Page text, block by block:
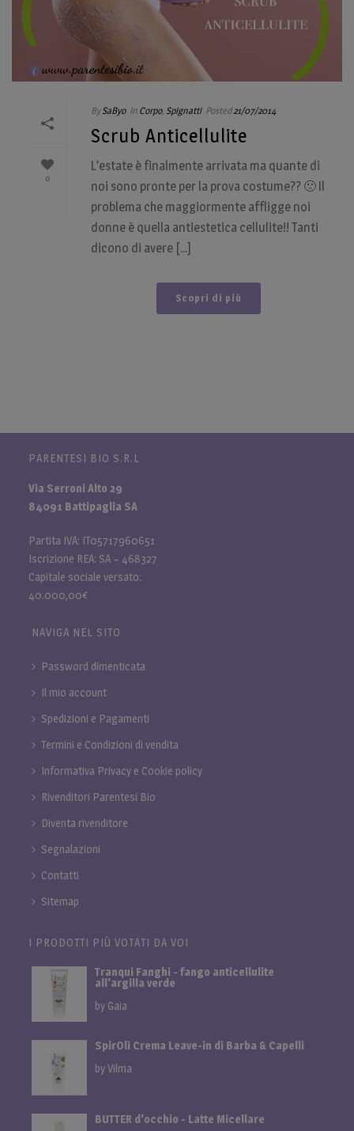
0
By SaByo In Corpo, Spignatti Posted 21/07/2014
Scrub Anticellulite
L’estate è finalmente arrivata ma quante di
noi sono pronte per la prova costume?? 🙁 Il
problema che maggiormente affligge noi
donne è quella antiestetica cellulite!! Tanti
dicono di avere [...]
Scopri di più
PARENTESI BIO S.R.L
Via Serroni Alto 29
84091 Battipaglia SA
Partita IVA: IT05717960651
Iscrizione REA: SA – 468327
Capitale sociale versato:
40.000,00€
NAVIGA NEL SITO
Password dimenticata
Il mio account
Spedizioni e Pagamenti
Termini e Condizioni di vendita
Informativa Privacy e Cookie policy
Rivenditori Parentesi Bio
Diventa rivenditore
Segnalazioni
Contatti
Sitemap
I PRODOTTI PIÙ VOTATI DA VOI
Tranqui Fanghi - fango anticellulite
all'argilla verde
by Gaia
SpirOlì Crema Leave-in di Barba & Capelli
by Vilma
BUTTER d'occhio - Latte Micellare